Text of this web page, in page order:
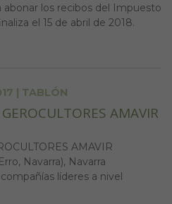
los recibos del Impuesto
el 15 de abril de 2018.
| TABLÓN
AMAVIR
AMAVIR
Navarra), Navarra
líderes a nivel